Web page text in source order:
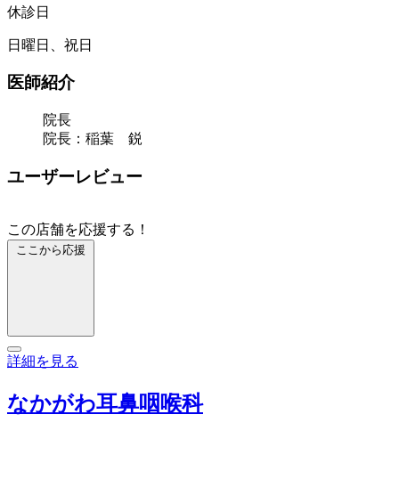
休診日
日曜日、祝日
医師紹介
院長
院長：稲葉 鋭
ユーザーレビュー
この店舗を応援する！
ここから応援
詳細を見る
なかがわ耳鼻咽喉科